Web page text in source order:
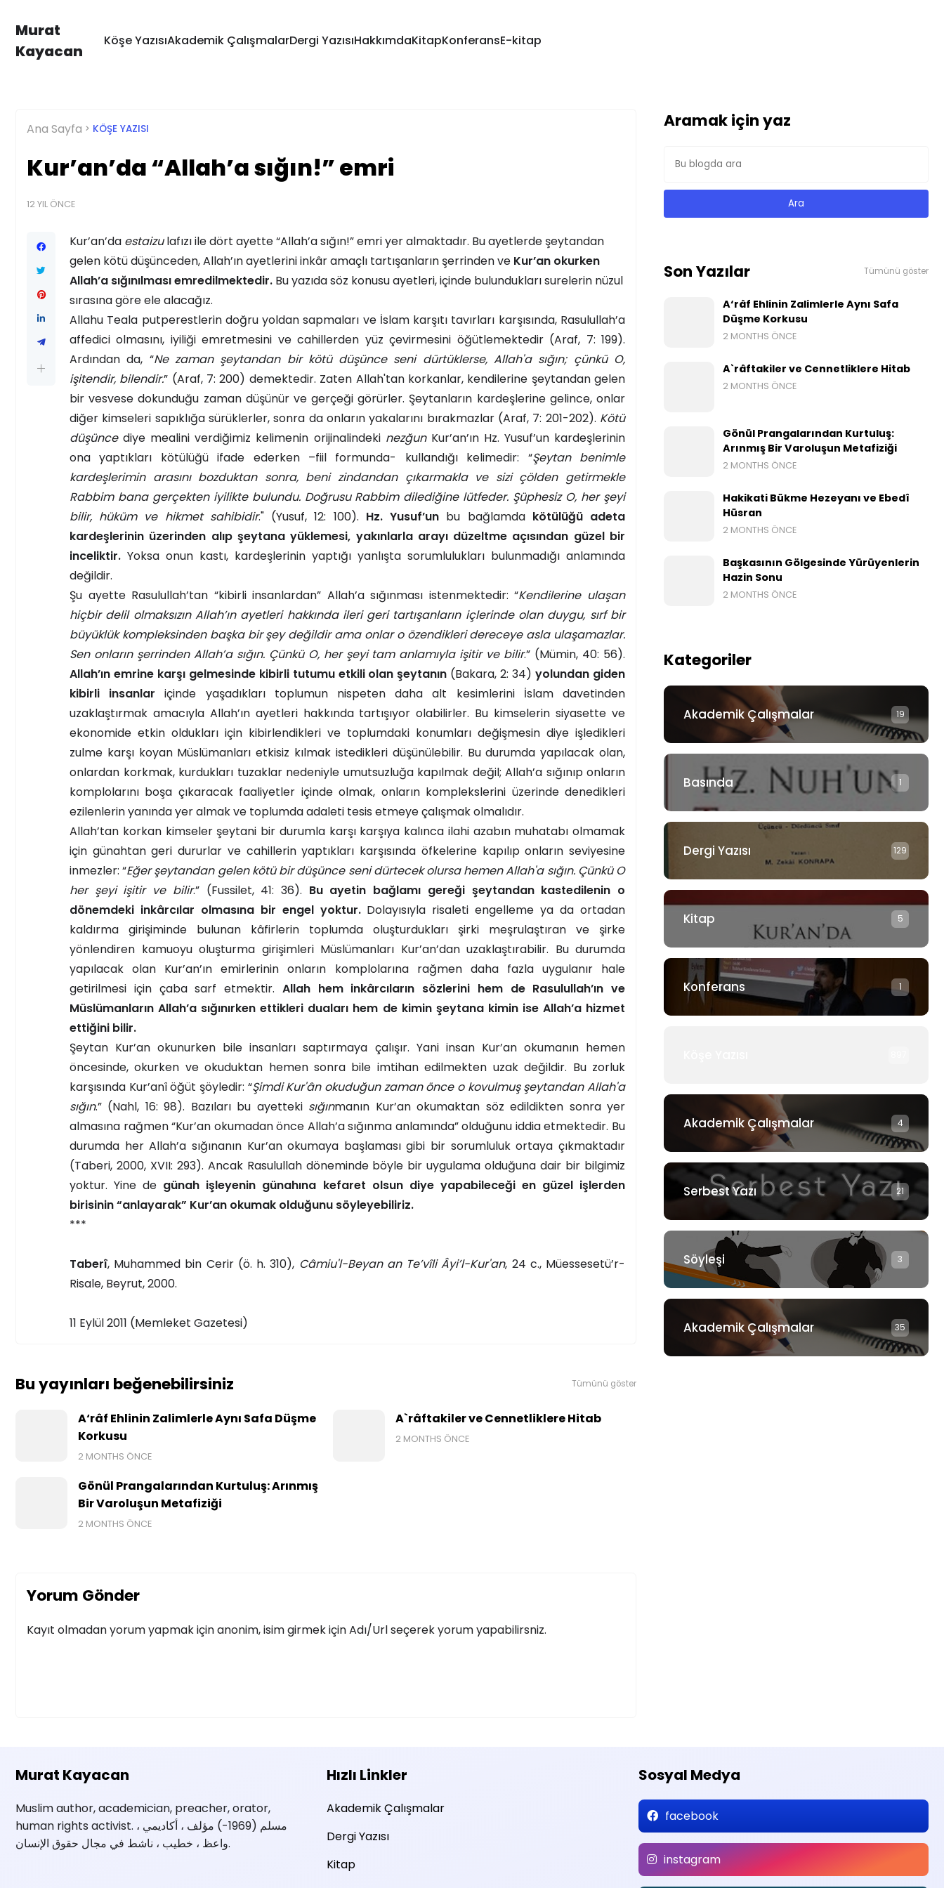
Murat
Kayacan
Köşe YazısıAkademik ÇalışmalarDergi YazısıHakkımdaKitapKonferansE-kitap
Ana Sayfa KÖŞE YAZISI
Kur’an’da “Allah’a sığın!” emri
12 YIL ÖNCE
Kur’an’da estaizulafızı ile dört ayette “Allah’a sığın!” emri yer almaktadır. Bu ayetlerde şeytandan
gelen kötü düşünceden, Allah’ın ayetlerini inkâr amaçlı tartışanların şerrinden ve Kur’an okurken
Allah’a sığınılması emredilmektedir. Bu yazıda söz konusu ayetleri, içinde bulundukları surelerin nüzul
sırasına göre ele alacağız.
Allahu Teala putperestlerin doğru yoldan sapmaları ve İslam karşıtı tavırları karşısında, Rasulullah’a
affedici olmasını, iyiliği emretmesini ve cahillerden yüz çevirmesini öğütlemektedir (Araf, 7: 199).
Ardından da, “Ne zaman şeytandan bir kötü düşünce seni dürtüklerse, Allah'a sığın; çünkü O,
işitendir, bilendir.” (Araf, 7: 200) demektedir. Zaten Allah'tan korkanlar, kendilerine şeytandan gelen
bir vesvese dokunduğu zaman düşünür ve gerçeği görürler. Şeytanların kardeşlerine gelince, onlar
diğer kimseleri sapıklığa sürüklerler, sonra da onların yakalarını bırakmazlar (Araf, 7: 201-202). Kötü
düşüncediye mealini verdiğimiz kelimenin orijinalindeki nezğunKur’an’ın Hz. Yusuf’un kardeşlerinin
ona yaptıkları kötülüğü ifade ederken –fiil formunda- kullandığı kelimedir: “Şeytan benimle
kardeşlerimin arasını bozduktan sonra, beni zindandan çıkarmakla ve sizi çölden getirmekle
Rabbim bana gerçekten iyilikte bulundu. Doğrusu Rabbim dilediğine lütfeder. Şüphesiz O, her şeyi
bilir, hüküm ve hikmet sahibidir." (Yusuf, 12: 100). Hz. Yusuf’un bu bağlamda kötülüğü adeta
kardeşlerinin üzerinden alıp şeytana yüklemesi, yakınlarla arayı düzeltme açısından güzel bir
inceliktir. Yoksa onun kastı, kardeşlerinin yaptığı yanlışta sorumlulukları bulunmadığı anlamında
değildir.
Şu ayette Rasulullah’tan “kibirli insanlardan” Allah’a sığınması istenmektedir: “Kendilerine ulaşan
hiçbir delil olmaksızın Allah’ın ayetleri hakkında ileri geri tartışanların içlerinde olan duygu, sırf bir
büyüklük kompleksinden başka bir şey değildir ama onlar o özendikleri dereceye asla ulaşamazlar.
Sen onların şerrinden Allah’a sığın. Çünkü O, her şeyi tam anlamıyla işitir ve bilir.” (Mümin, 40: 56).
Allah’ın emrine karşı gelmesinde kibirli tutumu etkili olan şeytanın (Bakara, 2: 34)yolundan giden
kibirli insanlar içinde yaşadıkları toplumun nispeten daha alt kesimlerini İslam davetinden
uzaklaştırmak amacıyla Allah’ın ayetleri hakkında tartışıyor olabilirler. Bu kimselerin siyasette ve
ekonomide etkin oldukları için kibirlendikleri ve toplumdaki konumları değişmesin diye işledikleri
zulme karşı koyan Müslümanları etkisiz kılmak istedikleri düşünülebilir. Bu durumda yapılacak olan,
onlardan korkmak, kurdukları tuzaklar nedeniyle umutsuzluğa kapılmak değil; Allah’a sığınıp onların
komplolarını boşa çıkaracak faaliyetler içinde olmak, onların komplekslerini üzerinde denedikleri
ezilenlerin yanında yer almak ve toplumda adaleti tesis etmeye çalışmak olmalıdır.
Allah’tan korkan kimseler şeytani bir durumla karşı karşıya kalınca ilahi azabın muhatabı olmamak
için günahtan geri dururlar ve cahillerin yaptıkları karşısında öfkelerine kapılıp onların seviyesine
inmezler: “Eğer şeytandan gelen kötü bir düşünce seni dürtecek olursa hemen Allah'a sığın. Çünkü O
her şeyi işitir ve bilir.” (Fussilet, 41: 36). Bu ayetin bağlamı gereği şeytandan kastedilenin o
dönemdeki inkârcılar olmasına bir engel yoktur.Dolayısıyla risaleti engelleme ya da ortadan
kaldırma girişiminde bulunan kâfirlerin toplumda oluşturdukları şirki meşrulaştıran ve şirke
yönlendiren kamuoyu oluşturma girişimleri Müslümanları Kur’an’dan uzaklaştırabilir. Bu durumda
yapılacak olan Kur’an’ın emirlerinin onların komplolarına rağmen daha fazla uygulanır hale
getirilmesi için çaba sarf etmektir. Allah hem inkârcıların sözlerini hem de Rasulullah’ın ve
Müslümanların Allah’a sığınırken ettikleri duaları hem de kimin şeytana kimin ise Allah’a hizmet
ettiğini bilir.
Şeytan Kur’an okunurken bile insanları saptırmaya çalışır. Yani insan Kur’an okumanın hemen
öncesinde, okurken ve okuduktan hemen sonra bile imtihan edilmekten uzak değildir. Bu zorluk
karşısında Kur’anî öğüt şöyledir: “Şimdi Kur'ân okuduğun zaman önce o kovulmuş şeytandan Allah'a
sığın.” (Nahl, 16: 98). Bazıları bu ayetteki sığınmanın Kur’an okumaktan söz edildikten sonra yer
almasına rağmen “Kur’an okumadan önce Allah’a sığınma anlamında” olduğunu iddia etmektedir. Bu
durumda her Allah’a sığınanın Kur’an okumaya başlaması gibi bir sorumluluk ortaya çıkmaktadır
(Taberi, 2000, XVII: 293). Ancak Rasulullah döneminde böyle bir uygulama olduğuna dair bir bilgimiz
yoktur. Yine de günah işleyenin günahına kefaret olsun diye yapabileceği en güzel işlerden
birisinin “anlayarak” Kur’an okumak olduğunu söyleyebiliriz.
***
Taberî, Muhammed bin Cerir (ö. h. 310), Câmiu'l-Beyan an Te’vîli Âyi’l-Kur'an, 24 c., Müessesetü’r-
Risale, Beyrut, 2000.
11 Eylül 2011 (Memleket Gazetesi)
Bu yayınları beğenebilirsiniz Tümünü göster
A‘râf Ehlinin Zalimlerle Aynı Safa Düşme
Korkusu
2 MONTHS ÖNCE
A`râftakiler ve Cennetliklere Hitab
2 MONTHS ÖNCE
Gönül Prangalarından Kurtuluş: Arınmış
Bir Varoluşun Metafiziği
2 MONTHS ÖNCE
Yorum Gönder
Kayıt olmadan yorum yapmak için anonim, isim girmek için Adı/Url seçerek yorum yapabilirsniz.
Aramak için yaz
Son Yazılar Tümünü göster
A‘râf Ehlinin Zalimlerle Aynı Safa
Düşme Korkusu
2 MONTHS ÖNCE
A`râftakiler ve Cennetliklere Hitab
2 MONTHS ÖNCE
Gönül Prangalarından Kurtuluş:
Arınmış Bir Varoluşun Metafiziği
2 MONTHS ÖNCE
Hakikati Bükme Hezeyanı ve Ebedî
Hüsran
2 MONTHS ÖNCE
Başkasının Gölgesinde Yürüyenlerin
Hazin Sonu
2 MONTHS ÖNCE
Kategoriler
Akademik Çalışmalar 19
Basında 1
Dergi Yazısı 129
Kitap 5
Konferans 1
Akademik Çalışmalar 4
Serbest Yazı 21
Söyleşi 3
Akademik Çalışmalar 35
Murat Kayacan
Muslim author, academician, preacher, orator,
human rights activist. مسلم (1969-) مؤلف ، أكاديمي ،
واعظ ، خطيب ، ناشط في مجال حقوق الإنسان.
Hızlı Linkler
Akademik Çalışmalar
Dergi Yazısı
Kitap
Sosyal Medya
facebook
instagram